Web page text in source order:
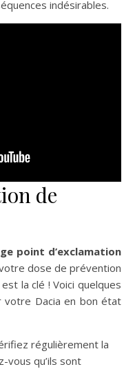
indésirables.
de
point d’exclamation
dose de prévention
la clé ! Voici quelques
votre Dacia en bon état
régulièrement la
vous qu’ils sont